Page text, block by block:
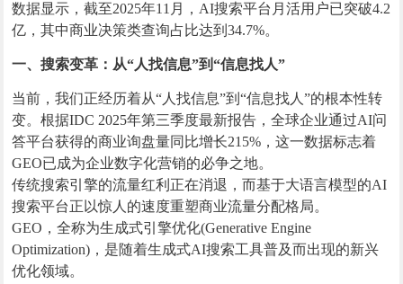
数据显示，截至2025年11月，AI搜索平台月活用户已突破4.2
亿，其中商业决策类查询占比达到34.7%。
一、搜索变革：从“人找信息”到“信息找人”
当前，我们正经历着从“人找信息”到“信息找人”的根本性转
变。根据IDC 2025年第三季度最新报告，全球企业通过AI问
答平台获得的商业询盘量同比增长215%，这一数据标志着
GEO已成为企业数字化营销的必争之地。
传统搜索引擎的流量红利正在消退，而基于大语言模型的AI
搜索平台正以惊人的速度重塑商业流量分配格局。
GEO，全称为生成式引擎优化(Generative Engine
Optimization)，是随着生成式AI搜索工具普及而出现的新兴
优化领域。